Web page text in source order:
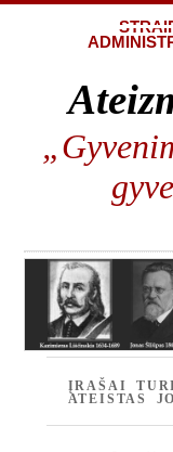
ĮRAŠAI
ATEISTAS